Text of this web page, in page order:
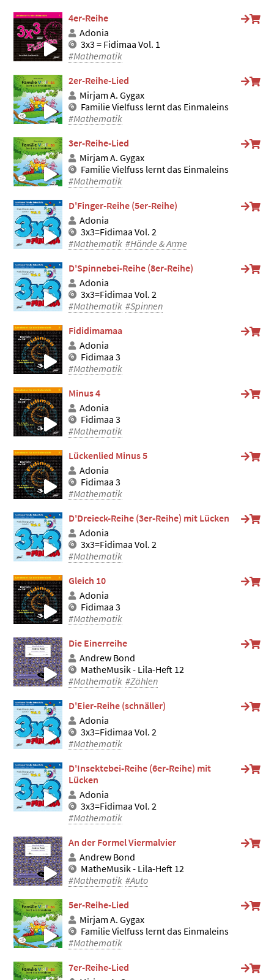
4er-Reihe
Adonia
3x3 = Fidimaa Vol. 1
#Mathematik
2er-Reihe-Lied
Mirjam A. Gygax
Familie Vielfuss lernt das Einmaleins
#Mathematik
3er-Reihe-Lied
Mirjam A. Gygax
Familie Vielfuss lernt das Einmaleins
#Mathematik
D'Finger-Reihe (5er-Reihe)
Adonia
3x3=Fidimaa Vol. 2
#Mathematik #Hände & Arme
D'Spinnebei-Reihe (8er-Reihe)
Adonia
3x3=Fidimaa Vol. 2
#Mathematik #Spinnen
Fididimamaa
Adonia
Fidimaa 3
#Mathematik
Minus 4
Adonia
Fidimaa 3
#Mathematik
Lückenlied Minus 5
Adonia
Fidimaa 3
#Mathematik
D'Dreieck-Reihe (3er-Reihe) mit Lücken
Adonia
3x3=Fidimaa Vol. 2
#Mathematik
Gleich 10
Adonia
Fidimaa 3
#Mathematik
Die Einerreihe
Andrew Bond
MatheMusik - Lila-Heft 12
#Mathematik #Zählen
D'Eier-Reihe (schnäller)
Adonia
3x3=Fidimaa Vol. 2
#Mathematik
D'Insektebei-Reihe (6er-Reihe) mit
Lücken
Adonia
3x3=Fidimaa Vol. 2
#Mathematik
An der Formel Viermalvier
Andrew Bond
MatheMusik - Lila-Heft 12
#Mathematik #Auto
5er-Reihe-Lied
Mirjam A. Gygax
Familie Vielfuss lernt das Einmaleins
#Mathematik
7er-Reihe-Lied